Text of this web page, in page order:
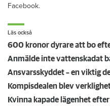
Facebook.
Läs också
600 kronor dyrare att bo
Ansvarsskyddet – en viktig